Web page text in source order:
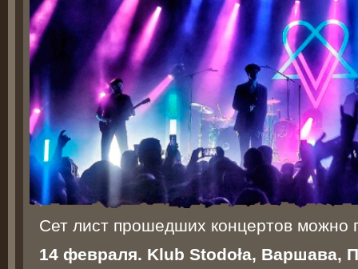
Сет лист прошедших концертов можно
14 февраля. Klub Stodoła, Варшава,